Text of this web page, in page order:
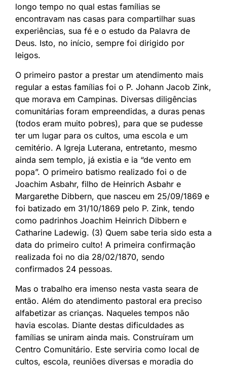
longo tempo no qual estas famílias se
encontravam nas casas para compartilhar suas
experiências, sua fé e o estudo da Palavra de
Deus. Isto, no início, sempre foi dirigido por
leigos.
O primeiro pastor a prestar um atendimento mais
regular a estas famílias foi o P. Johann Jacob Zink,
que morava em Campinas. Diversas diligências
comunitárias foram empreendidas, a duras penas
(todos eram muito pobres), para que se pudesse
ter um lugar para os cultos, uma escola e um
cemitério. A Igreja Luterana, entretanto, mesmo
ainda sem templo, já existia e ia “de vento em
popa”. O primeiro batismo realizado foi o de
Joachim Asbahr, filho de Heinrich Asbahr e
Margarethe Dibbern, que nasceu em 25/09/1869 e
foi batizado em 31/10/1869 pelo P. Zink, tendo
como padrinhos Joachim Heinrich Dibbern e
Catharine Ladewig. (3) Quem sabe teria sido esta a
data do primeiro culto! A primeira confirmação
realizada foi no dia 28/02/1870, sendo
confirmados 24 pessoas.
Mas o trabalho era imenso nesta vasta seara de
então. Além do atendimento pastoral era preciso
alfabetizar as crianças. Naqueles tempos não
havia escolas. Diante destas dificuldades as
famílias se uniram ainda mais. Construíram um
Centro Comunitário. Este serviria como local de
cultos, escola, reuniões diversas e moradia do